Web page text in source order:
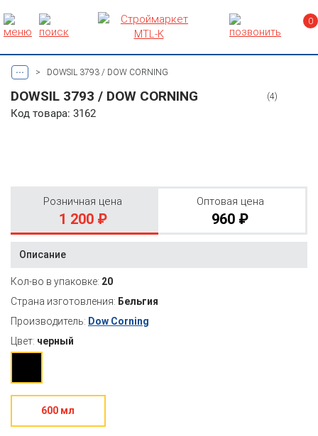
0
... > DOWSIL 3793 / DOW CORNING
DOWSIL 3793 / DOW CORNING (4)
Код товара: 3162
Розничная цена
1 200 ₽
Оптовая цена
960 ₽
Описание
Кол-во в упаковке: 20
Страна изготовления: Бельгия
Производитель: Dow Corning
Цвет: черный
600 мл